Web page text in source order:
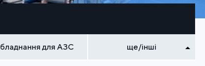
для АЗС ще/інші